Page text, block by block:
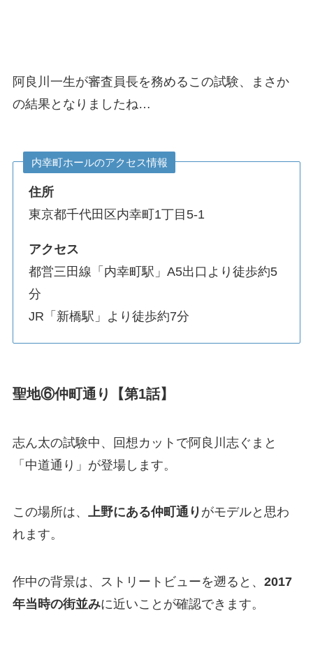
阿良川一生が審査員長を務めるこの試験、まさか
の結果となりましたね…
内幸町ホールのアクセス情報
住所
東京都千代田区内幸町1丁目5-1
アクセス
都営三田線「内幸町駅」A5出口より徒歩約5
分
JR「新橋駅」より徒歩約7分
聖地⑥仲町通り【第1話】
志ん太の試験中、回想カットで阿良川志ぐまと
「中道通り」が登場します。
この場所は、 上野にある仲町通り がモデルと思わ
れます。
作中の背景は、ストリートビューを遡ると、 2017
年当時の街並みに近いことが確認できます。